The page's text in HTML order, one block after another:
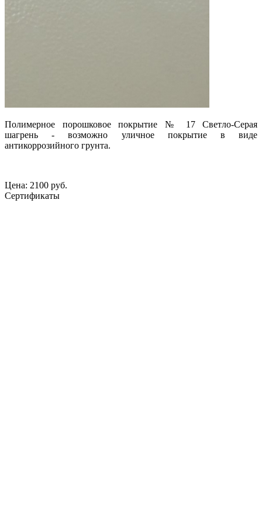
Полимерное порошковое покрытие № 17 Светло-Серая
шагрень - возможно уличное покрытие в виде
антикоррозийного грунта.
Цена: 2100 руб.
Сертификаты